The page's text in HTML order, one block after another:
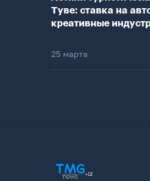
Туве: ставка на
креативные
25 марта